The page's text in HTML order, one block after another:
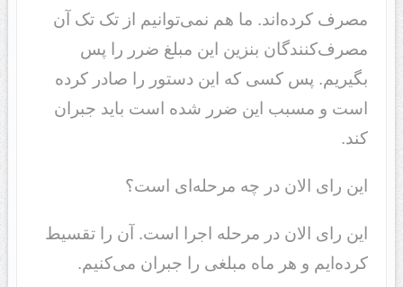
مصرف کرده‌اند. ما هم نمی‌توانیم از تک تک آن
مصرف‌کنندگان بنزین این مبلغ ضرر را پس
بگیریم. پس کسی که این دستور را صادر کرده
است و مسبب این ضرر شده است باید جبران
کند.
این رای الان در چه مرحله‌ای است؟
این رای الان در مرحله اجرا است. آن را تقسیط
کرده‌ایم و هر ماه مبلغی را جبران می‌کنیم.